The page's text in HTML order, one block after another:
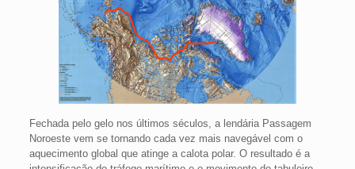
Fechada pelo gelo nos últimos séculos, a lendária Passagem
Noroeste vem se tornando cada vez mais navegável com o
aquecimento global que atinge a calota polar. O resultado é a